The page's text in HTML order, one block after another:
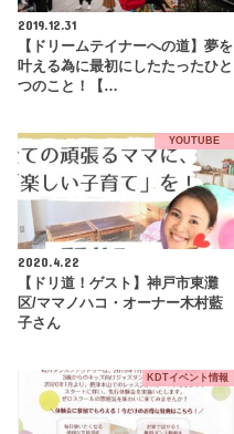
2019.12.31
【ドリームテイナーへの道】夢を
叶える為に最初にしたたったひと
つのこと！【…
YOUTUBE
2020.4.22
【ドリ道！ゲスト】神戸市東灘
区/ママノハコ・オーナー木村藍
子さん
KDTイベント情報